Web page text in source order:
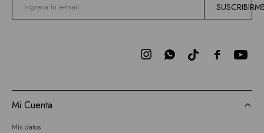

 
Mi Cuenta
Mis datos